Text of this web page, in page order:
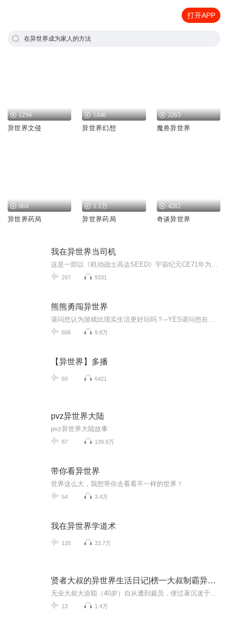
打开APP
在异世界成为家人的方法
1294
异世界文侵
1846
异世界幻想
2265
魔兽异世界
666
异世界药局
1.1万
异世界药局
4282
奇谈异世界
我在异世界当司机
297 9331
熊熊勇闯异世界
606 9.8万
【异世界】多播
60 6421
pvz异世界大陆
pvz异世界大陆故事
87 139.9万
带你看异世界
世界这么大，我想带你去看看不一样的世界！
54 3.4万
我在异世界学道术
120 33.7万
贤者大叔的异世界生活日记|榜一大叔制霸异世界
13 1.4万